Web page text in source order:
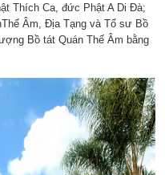
Thích Ca, đức Phật A Di Đà;
Âm, Địa Tạng và Tổ sư Bồ
Bồ tát Quán Thế Âm bằng